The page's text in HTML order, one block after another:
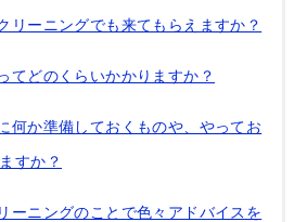
ーニングでも来てもらえますか？
どのくらいかかりますか？
か準備しておくものや、やってお
すか？
ニングのことで色々アドバイスを